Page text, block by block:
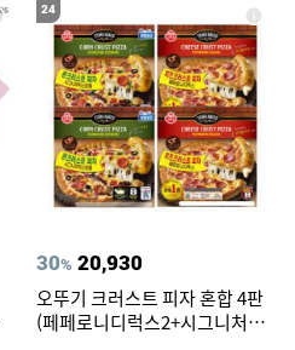
24
30% 20,930
오뚜기 크러스트 피자 혼합 4판
(페페로니디럭스2+시그니처익